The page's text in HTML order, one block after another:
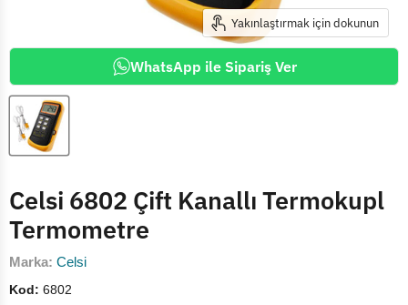
Yakınlaştırmak için dokunun
WhatsApp ile Sipariş Ver
Celsi 6802 Çift Kanallı Termokupl
Termometre
Marka: Celsi
Kod: 6802